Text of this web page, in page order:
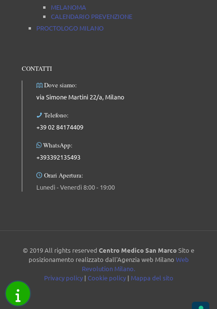
MELANOMA
CALENDARIO PREVENZIONE
PROCTOLOGO MILANO
CONTATTI
Dove siamo:
via Simone Martini 22/a, Milano
Telefono:
+39 02 84174409
WhatsApp:
+393392135493
Orari Apertura:
Lunedì - Venerdì 8:00 - 19:00
© 2019 All rights reserved Centro Medico San MarcoSito e
posizionamento realizzato dall'Agenzia web Milano Web
Revolution Milano.
Privacy policy| Cookie policy| Mappa del sito